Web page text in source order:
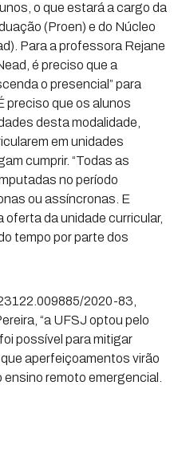
o que estará a cargo da
(Proen) e do Núcleo
Para a professora Rejane
é preciso que a
o presencial” para
preciso que os alunos
desta modalidade,
em unidades
cumprir. “Todas as
no período
ou assíncronas. E
da unidade curricular,
tempo por parte dos
2020-83,
“a UFSJ optou pelo
possível para mitigar
aperfeiçoamentos virão
remoto emergencial.